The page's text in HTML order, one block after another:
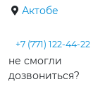
Актобе
+7 (771) 122-44-22
не смогли
дозвониться?